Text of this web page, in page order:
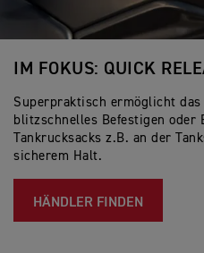
IM FOKUS: QUICK
Superpraktisch ermöglicht das
blitzschnelles Befestigen oder
Tankrucksacks z.B. an der
sicherem Halt.
HÄNDLER FINDEN